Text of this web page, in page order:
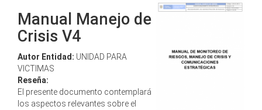
Manual Manejo de
Crisis V4
Autor Entidad: UNIDAD PARA
VICTIMAS
Reseña:
El presente documento contemplará
los aspectos relevantes sobre el